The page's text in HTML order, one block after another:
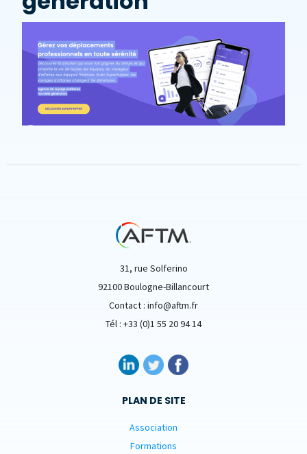
31, rue Solferino
92100 Boulogne-Billancourt
Contact : info@aftm.fr
Tél : +33 (0)1 55 20 94 14
PLAN DE SITE
Association
Formations